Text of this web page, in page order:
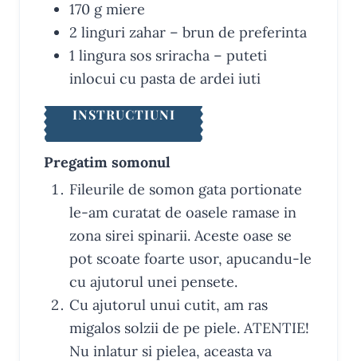
170 g miere
2 linguri zahar – brun de preferinta
1 lingura sos sriracha – puteti
inlocui cu pasta de ardei iuti
INSTRUCTIUNI
Pregatim somonul
Fileurile de somon gata portionate
le-am curatat de oasele ramase in
zona sirei spinarii. Aceste oase se
pot scoate foarte usor, apucandu-le
cu ajutorul unei pensete.
Cu ajutorul unui cutit, am ras
migalos solzii de pe piele. ATENTIE!
Nu inlatur si pielea, aceasta va